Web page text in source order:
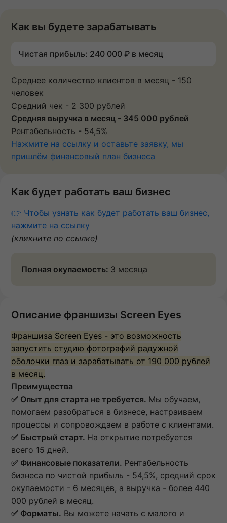
Как вы будете зарабатывать
Чистая прибыль: 240 000 ₽ в месяц
Среднее количество клиентов в месяц - 150
человек
Средний чек - 2 300 рублей
Средняя выручка в месяц - 345 000 рублей
Рентабельность - 54,5%
Нажмите на ссылку и оставьте заявку, мы
пришлём финансовый план бизнеса
Как будет работать ваш бизнес
👉 Чтобы узнать как будет работать ваш бизнес,
нажмите на ссылку
(кликните по ссылке)
Полная окупаемость: 3 месяца
Описание франшизы Screen Eyes
Франшиза Screen Eyes - это возможность
запустить студию фотографий радужной
оболочки глаз и зарабатывать от 190 000 рублей
в месяц.
Преимущества
✅ Опыт для старта не требуется. Мы обучаем,
помогаем разобраться в бизнесе, настраиваем
процессы и сопровождаем в работе с клиентами.
✅ Быстрый старт. На открытие потребуется
всего 15 дней.
✅ Финансовые показатели. Рентабельность
бизнеса по чистой прибыль - 54,5%, средний срок
окупаемости - 6 месяцев, а выручка - более 440
000 рублей в месяц.
✅ Форматы. Вы можете начать с малого и